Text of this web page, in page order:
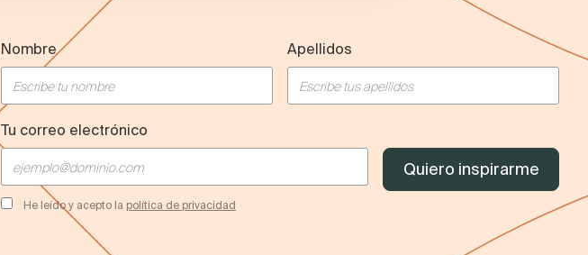
Nombre Apellidos
Tu correo electrónico
He leído y acepto la política de privacidad